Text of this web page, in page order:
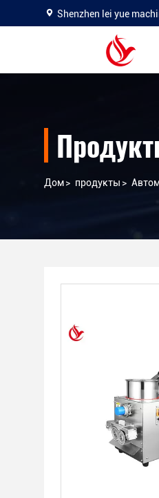
Shenzhen lei yue
Дом> продукты >